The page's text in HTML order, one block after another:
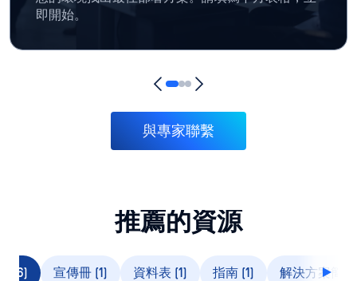
即開始。
與專家聯繫
推薦的資源
(6) 宣傳冊 (1) 資料表 (1) 指南 (1) 解決方案簡